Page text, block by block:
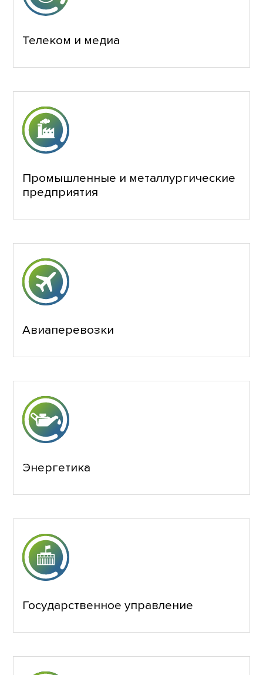
Телеком и медиа
Промышленные и металлургические
предприятия
Авиаперевозки
Энергетика
Государственное управление